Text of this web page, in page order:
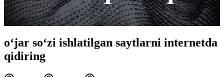
o‘jar so‘zi ishlatilgan saytlarni internetda
qidiring